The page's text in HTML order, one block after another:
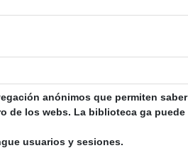
anónimos que permiten
de los webs. La biblioteca ga
usuarios y sesiones.